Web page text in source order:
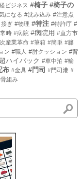
ビジネス #椅子 #椅子の
になる #沈み込み #注意点
ぎ #物理 #特注 #特許庁 #
時 #病院 #病院用 #直方市
産業革命 #筆箱 #簡単 #籐
ン #職人 #肘クッション #背
ハイバック #車中泊 #輸
布 #金具 #門司 #門司港 #
組み